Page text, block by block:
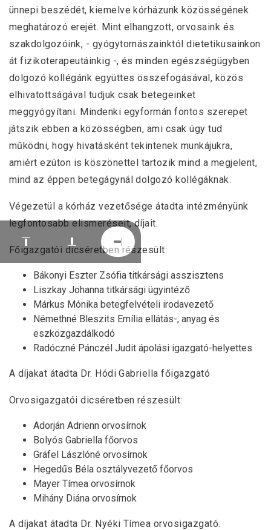
ünnepi beszédét, kiemelve kórházunk közösségének
meghatározó erejét. Mint elhangzott, orvosaink és
szakdolgozóink, - gyógytornászainktól dietetikusainkon
át fizikoterapeutáinkig -, és minden egészségügyben
dolgozó kollégánk együttes összefogásával, közös
elhivatottságával tudjuk csak betegeinket
meggyógyítani. Mindenki egyformán fontos szerepet
játszik ebben a közösségben, ami csak úgy tud
működni, hogy hivatásként tekintenek munkájukra,
amiért ezúton is köszönettel tartozik mind a megjelent,
mind az éppen betegágynál dolgozó kollégáknak.
Végezetül a kórház vezetősége átadta intézményünk
legfontosabb elismeréseit, díjait.
Főigazgatói dicséretben részesült:
Bákonyi Eszter Zsófia titkársági asszisztens
Liszkay Johanna titkársági ügyintéző
Márkus Mónika betegfelvételi irodavezető
Némethné Bleszits Emília ellátás-, anyag és
eszközgazdálkodó
Radóczné Pánczél Judit ápolási igazgató-helyettes
A díjakat átadta Dr. Hódi Gabriella főigazgató
Orvosigazgatói dicséretben részesült:
Adorján Adrienn orvosírnok
Bolyós Gabriella főorvos
Gráfel Lászlóné orvosírnok
Hegedűs Béla osztályvezető főorvos
Mayer Tímea orvosírnok
Mihány Diána orvosírnok
A díjakat átadta Dr. Nyéki Tímea orvosigazgató.